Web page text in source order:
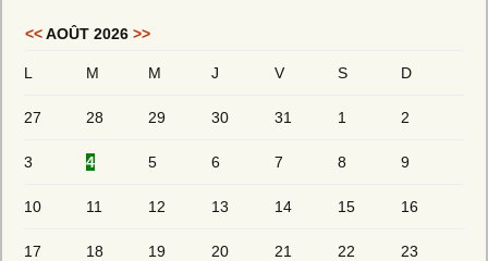
<<AOÛT 2026 >>
L M M J V S D
27 28 29 30 31 1 2
3 4 5 6 7 8 9
10 11 12 13 14 15 16
17 18 19 20 21 22 23